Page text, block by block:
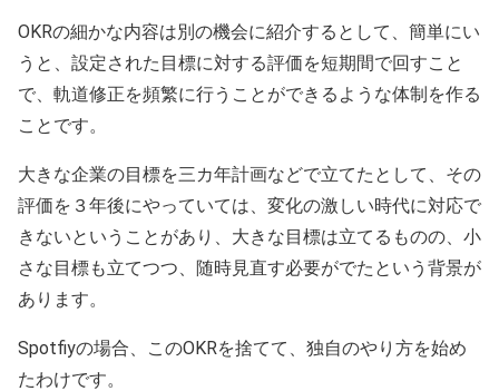
OKRの細かな内容は別の機会に紹介するとして、簡単にい
うと、設定された目標に対する評価を短期間で回すこと
で、軌道修正を頻繁に行うことができるような体制を作る
ことです。
大きな企業の目標を三カ年計画などで立てたとして、その
評価を３年後にやっていては、変化の激しい時代に対応で
きないということがあり、大きな目標は立てるものの、小
さな目標も立てつつ、随時見直す必要がでたという背景が
あります。
Spotfiyの場合、このOKRを捨てて、独自のやり方を始め
たわけです。